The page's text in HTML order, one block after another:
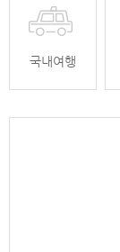
국내여행